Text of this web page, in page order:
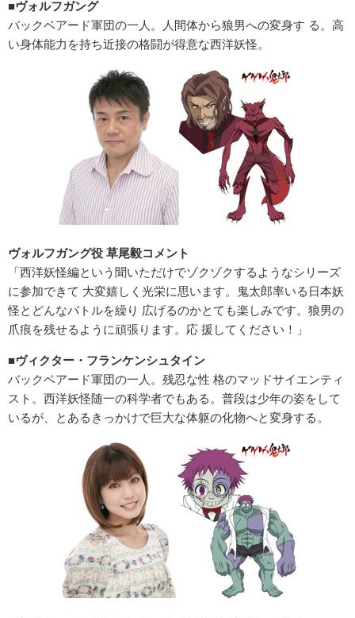
■ヴォルフガング
バックベアード軍団の一人。人間体から狼男への変身す る。高
い身体能力を持ち近接の格闘が得意な西洋妖怪。
ヴォルフガング役 草尾毅コメント
「西洋妖怪編という聞いただけでゾクゾクするようなシリーズ
に参加できて 大変嬉しく光栄に思います。鬼太郎率いる日本妖
怪とどんなバトルを繰り 広げるのかとても楽しみです。狼男の
爪痕を残せるように頑張ります。応 援してください！」
■ヴィクター・フランケンシュタイン
バックベアード軍団の一人。残忍な性 格のマッドサイエンティ
スト。西洋妖怪随一の科学者でもある。普段は少年の姿をして
いるが、とあるきっかけで巨大な体躯の化物へと変身する。